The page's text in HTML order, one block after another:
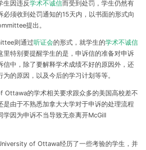
生因违反学术不诚信而受到处罚，学生仍然有
必须收到处罚通知的15天内，以书面的形式向
提出 。
则通过听证会的形式，就学生的学术不诚信
里特别要提醒学生的是，申诉信的准备对申诉
信中，除了要解释学术成绩不好的原因外，还
为的原因，以及今后的学习计划等等。
Ottawa的学术相关要求跟众多的美国高校差不
是由于不熟悉加拿大大学对于申诉的处理流程
学因为申诉不当导致无奈离开McGill
of Ottawa经历了一些考验的学生，并